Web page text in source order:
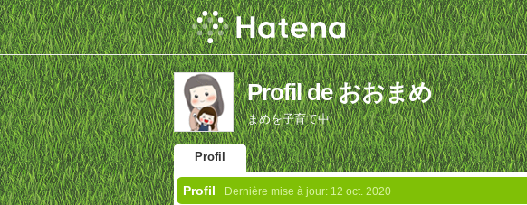
Profil de おおまめ
まめを子育て中
Profil
Profil Dernière mise à jour: 12 oct. 2020